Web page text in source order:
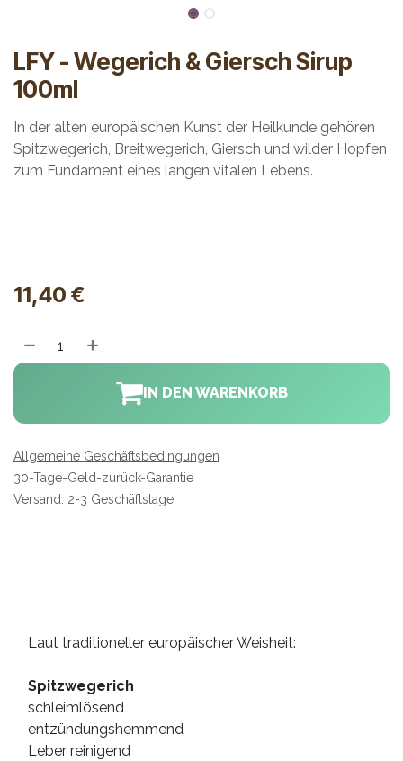
LFY - Wegerich & Giersch Sirup
100ml
In der alten europäischen Kunst der Heilkunde gehören
Spitzwegerich, Breitwegerich, Giersch und wilder Hopfen
zum Fundament eines langen vitalen Lebens.
11,40 €
IN DEN WARENKORB
Allgemeine Geschäftsbedingungen
30-Tage-Geld-zurück-Garantie
Versand: 2-3 Geschäftstage
Laut traditioneller europäischer Weisheit:
Spitzwegerich
schleimlösend
entzündungshemmend
Leber reinigend